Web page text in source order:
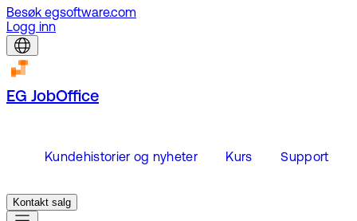
Besøk egsoftware.com
Logg inn
EG JobOffice
Kundehistorier og nyheter Kurs Support
Kontakt salg